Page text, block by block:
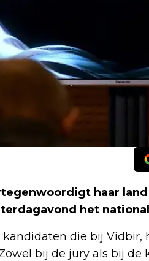
haar
het
die bij
bij de jury als bij de